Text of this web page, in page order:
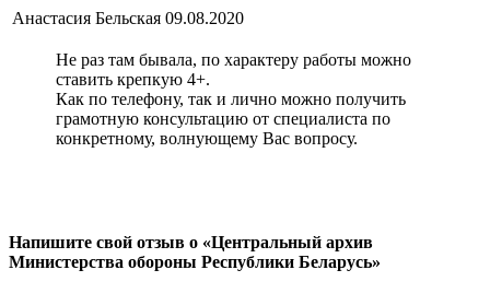
Анастасия Бельская 09.08.2020
Не раз там бывала, по характеру работы можно
ставить крепкую 4+.
Как по телефону, так и лично можно получить
грамотную консультацию от специалиста по
конкретному, волнующему Вас вопросу.
Напишите свой отзыв о «Центральный архив
Министерства обороны Республики Беларусь»